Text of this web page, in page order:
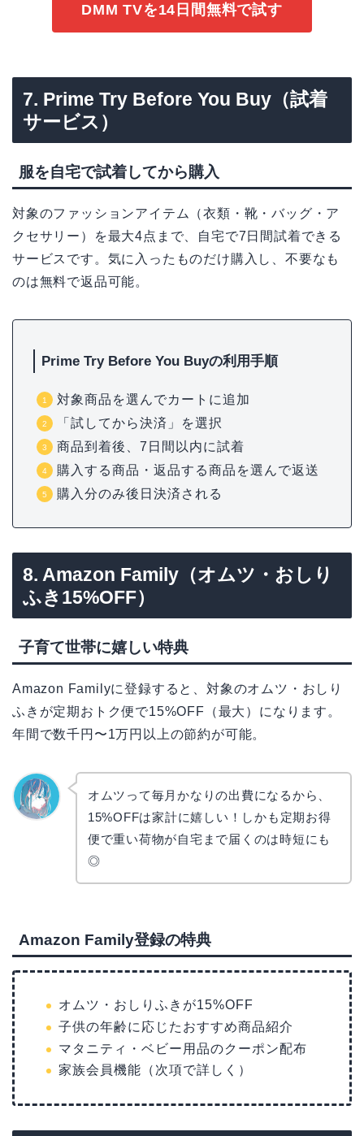
DMM TVを14日間無料で試す
7. Prime Try Before You Buy（試着
サービス）
服を自宅で試着してから購入
対象のファッションアイテム（衣類・靴・バッグ・ア
クセサリー）を最大4点まで、自宅で7日間試着できる
サービスです。気に入ったものだけ購入し、不要なも
のは無料で返品可能。
Prime Try Before You Buyの利用手順
対象商品を選んでカートに追加
「試してから決済」を選択
商品到着後、7日間以内に試着
購入する商品・返品する商品を選んで返送
購入分のみ後日決済される
8. Amazon Family（オムツ・おしり
ふき15%OFF）
子育て世帯に嬉しい特典
Amazon Familyに登録すると、対象のオムツ・おしり
ふきが定期おトク便で15%OFF（最大）になります。
年間で数千円〜1万円以上の節約が可能。
オムツって毎月かなりの出費になるから、
15%OFFは家計に嬉しい！しかも定期お得
便で重い荷物が自宅まで届くのは時短にも
◎
Amazon Family登録の特典
オムツ・おしりふきが15%OFF
子供の年齢に応じたおすすめ商品紹介
マタニティ・ベビー用品のクーポン配布
家族会員機能（次項で詳しく）